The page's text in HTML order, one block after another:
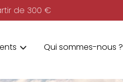
de 300 €
Qui sommes-nous ?